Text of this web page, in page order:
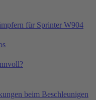
für Sprinter W904
beim Beschleunigen